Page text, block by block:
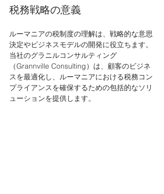
税務戦略の意義
ルーマニアの税制度の理解は、戦略的な意思
決定やビジネスモデルの開発に役立ちます。
当社のグラニルコンサルティング
（Grannville Consulting）は、顧客のビジネ
スを最適化し、ルーマニアにおける税務コン
プライアンスを確保するための包括的なソリ
ューションを提供します。